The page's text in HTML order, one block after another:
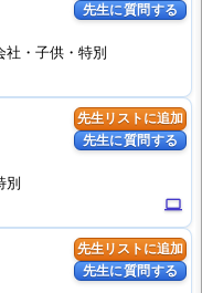
先生に質問する
社・子供・特別
先生リストに追加
先生に質問する
computer
別
先生リストに追加
先生に質問する